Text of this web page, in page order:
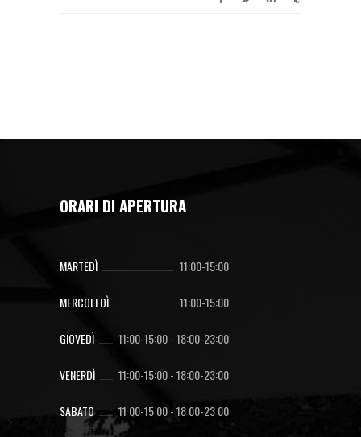
ORARI DI APERTURA
MARTEDÌ 11:00-15:00
MERCOLEDÌ 11:00-15:00
GIOVEDÌ 11:00-15:00-18:00-23:00
VENERDÌ 11:00-15:00-18:00-23:00
SABATO 11:00-15:00-18:00-23:00